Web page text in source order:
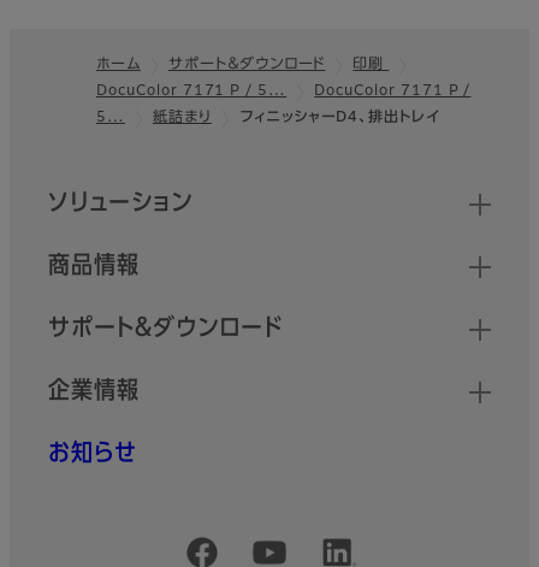
フッター
ホーム サポート＆ダウンロード
印刷
DocuColor 7171 P / 5…
DocuColor 7171 P /
5…
紙詰まり フィニッシャーD4、排出トレイ
クイックリンク
ソリューション
商品情報
サポート＆ダウンロード
企業情報
お知らせ
公式SNSアカウント